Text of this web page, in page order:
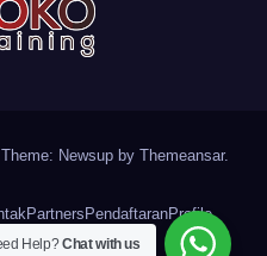
Theme: Newsup by Themeansar.
PartnersPendaftaranProfile
Help?Chat with us